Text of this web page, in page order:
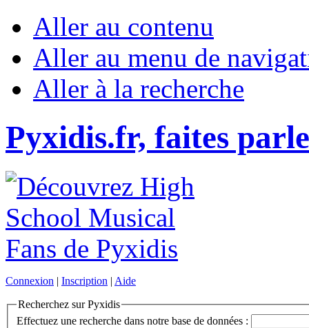
Aller au contenu
Aller au menu de
Aller à la recherche
Pyxidis.fr, faites
Connexion | Inscription | Aide
Recherchez sur Pyxidis
Effectuez une recherche dans notre base de données :